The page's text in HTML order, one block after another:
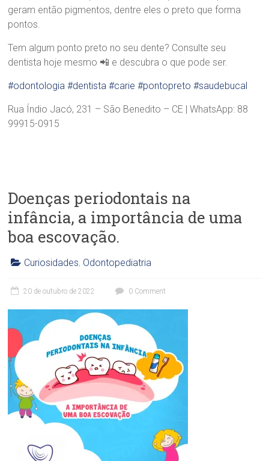
geram então pigmentos, dentre eles o preto que forma
pontos.
Tem algum ponto preto no seu dente? Consulte seu
dentista hoje mesmo 📲 e descubra o que pode ser.
#odontologia #dentista #carie #pontopreto #saudebucal
Rua Índio Jacó, 231 – São Benedito – CE | WhatsApp: 88
99915-0915
Doenças periodontais na
infância, a importância de uma
boa escovação.
n
O
d
o
n
o
Curiosidades, Odontopediatria
20 de outubro de 2022 0 Comment